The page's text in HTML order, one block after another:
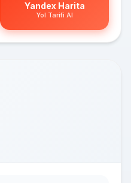
Yandex Harita
Yol Tarifi Al